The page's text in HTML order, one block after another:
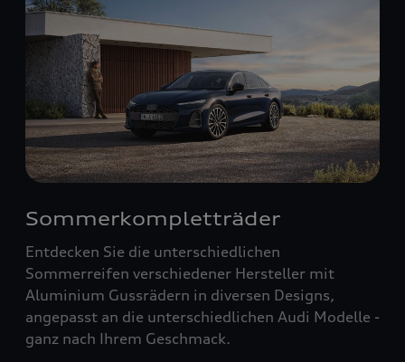
Sommerkompletträder
Entdecken Sie die unterschiedlichen
Sommerreifen verschiedener Hersteller mit
Aluminium Gussrädern in diversen Designs,
angepasst an die unterschiedlichen Audi Modelle -
ganz nach Ihrem Geschmack.